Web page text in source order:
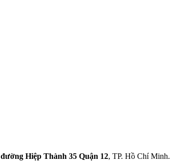
đường Hiệp Thành 35 Quận 12, TP. Hồ Chí Minh.